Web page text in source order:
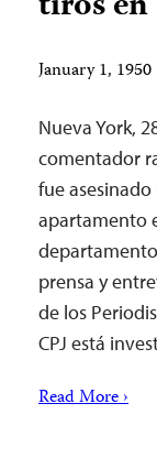
January 1,
Nueva York,
comentador
fue asesinado
apartamento
prensa y
de los
CPJ está
Read More ›